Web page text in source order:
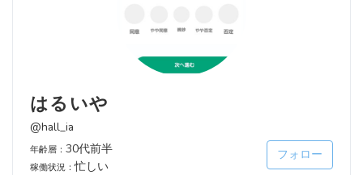
はるいや
@hall_ia
年齢層： 30代前半
稼働状況：忙しい
フォロー